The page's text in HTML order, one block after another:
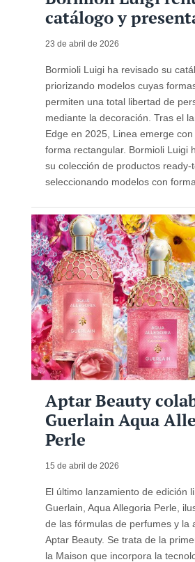
catálogo y
23 de abril de 2026
Bormioli Luigi ha revisado su
priorizando modelos cuyas
permiten una total libertad de
mediante la decoración. Tras el
Edge en 2025, Linea emerge
forma rectangular. Bormioli Luigi
su colección de productos ready-
seleccionando modelos con
Aptar Beauty
Guerlain Aqua
Perle
15 de abril de 2026
El último lanzamiento de edición
Guerlain, Aqua Allegoria Perle,
de las fórmulas de perfumes y la
Aptar Beauty. Se trata de la
la Maison que incorpora la